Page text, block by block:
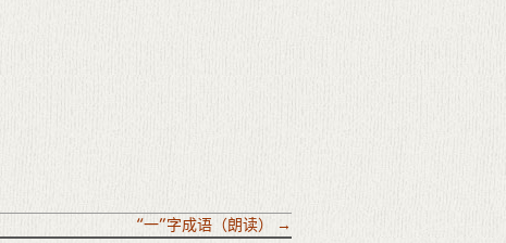
“一”字成语（朗读） →